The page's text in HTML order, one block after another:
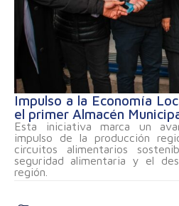
Impulso a la Economía
el primer Almacén
Esta iniciativa marca un
impulso de la producción
circuitos alimentarios
seguridad alimentaria y el
región.